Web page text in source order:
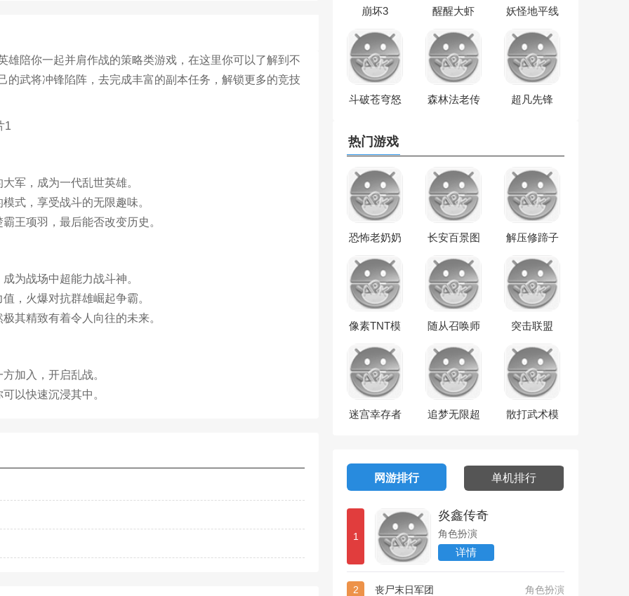
陪你一起并肩作战的策略类游戏，在这里你可以了解到不
的武将冲锋陷阵，去完成丰富的副本任务，解锁更多的竞技
军，成为一代乱世英雄。
式，享受战斗的无限趣味。
王项羽，最后能否改变历史。
为战场中超能力战斗神。
，火爆对抗群雄崛起争霸。
其精致有着令人向往的未来。
加入，开启乱战。
以快速沉浸其中。
崩坏3 醒醒大虾 妖怪地平线
斗破苍穹怒
森林法老传
超凡先锋
热门游戏
恐怖老奶奶
长安百景图 解压修蹄子
像素TNT模
随从召唤师 突击联盟
迷宫幸存者
追梦无限超
散打武术模
网游排行 单机排行
1
炎鑫传奇
角色扮演
详情
2 丧尸末日军团 角色扮演